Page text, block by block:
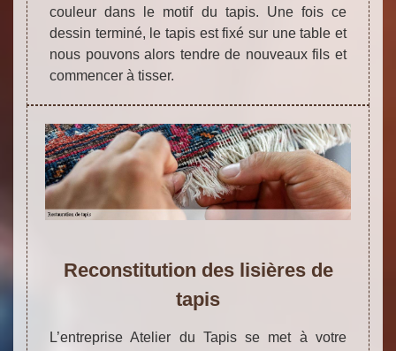
couleur dans le motif du tapis. Une fois ce
dessin terminé, le tapis est fixé sur une table et
nous pouvons alors tendre de nouveaux fils et
commencer à tisser.
Reconstitution des lisières de
tapis
L’entreprise Atelier du Tapis se met à votre